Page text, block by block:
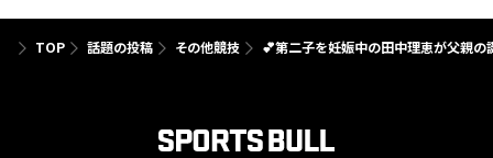
TOP 話題の投稿 その他競技 💕第二子を妊娠中の田中理恵が父親の